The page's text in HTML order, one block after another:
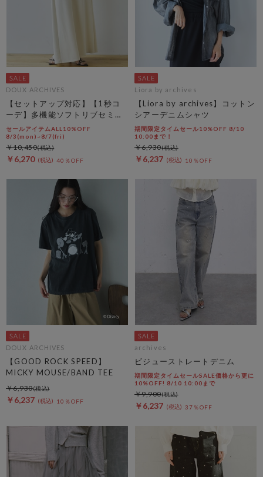
DOUX ARCHIVES
【セットアップ対応】【1秒コ
ーデ】多機能ソフトリブセミフ
レアスカート
セールアイテムALL10%OFF
8/3(mon)~8/7(fri)
￥6,270 40％OFF
￥10,450
Liora by archives
【Liora by archives】コットン
シアーデニムシャツ
期間限定タイムセール10%OFF 8/10
10:00まで！
￥6,237 10％OFF
￥6,930
DOUX ARCHIVES
【GOOD ROCK SPEED】
MICKY MOUSE/BAND TEE
￥6,237 10％OFF
￥6,930
archives
ビジューストレートデニム
期間限定タイムセールSALE価格から更に
10%OFF! 8/10 10:00まで
￥6,237 37％OFF
￥9,900